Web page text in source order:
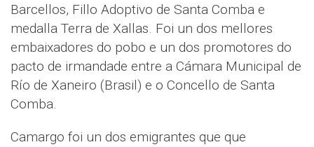
Barcellos, Fillo Adoptivo de Santa Comba e
medalla Terra de Xallas. Foi un dos mellores
embaixadores do pobo e un dos promotores do
pacto de irmandade entre a Cámara Municipal de
Río de Xaneiro (Brasil) e o Concello de Santa
Comba.
Camargo foi un dos emigrantes que que